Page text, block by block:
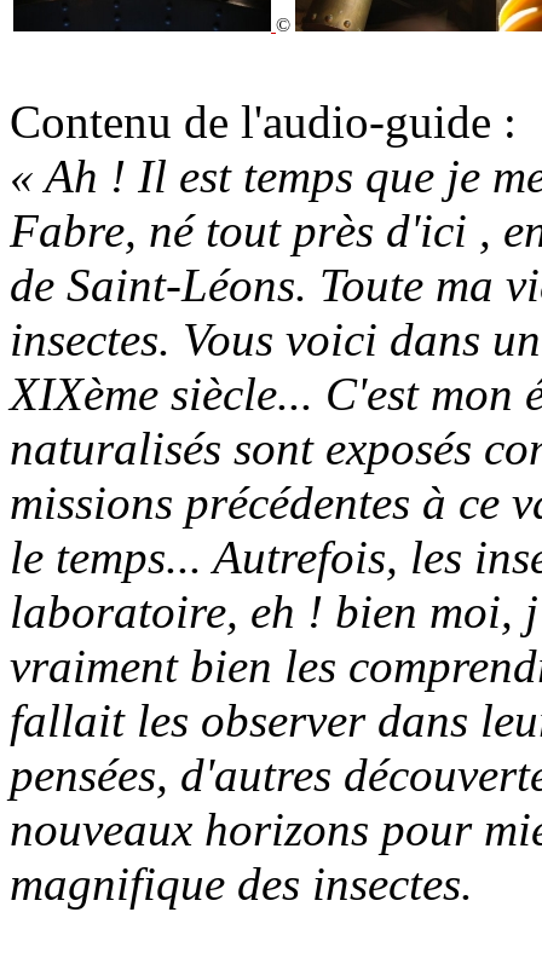
©
Contenu de l'audio-guide :
« Ah ! Il est temps que je
Fabre, né tout près d'ici ,
de Saint-Léons. Toute ma
insectes. Vous voici dans
XIXème siècle... C'est mon
naturalisés sont exposés
missions précédentes à ce
le temps... Autrefois, les
laboratoire, eh ! bien moi,
vraiment bien les
fallait les observer dans
pensées, d'autres
nouveaux horizons pour
magnifique des insectes.